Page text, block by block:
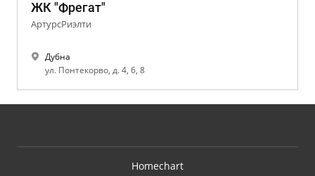
ЖК "Фрегат"
АртурсРиэлти
Дубна
ул. Понтекорво, д. 4, 6, 8
Homechart